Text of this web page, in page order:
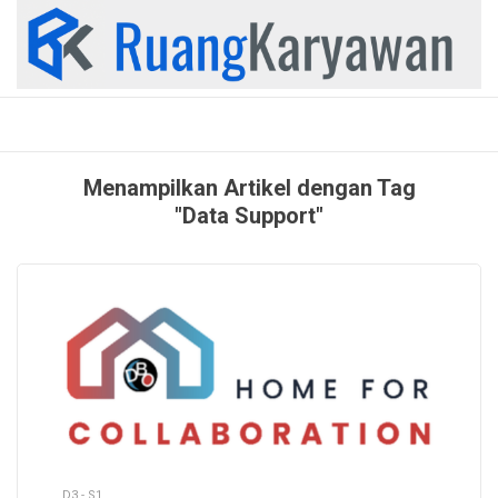
content
Menampilkan Artikel dengan Tag
"Data Support"
D3 - S1